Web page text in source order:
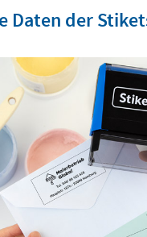
Daten der